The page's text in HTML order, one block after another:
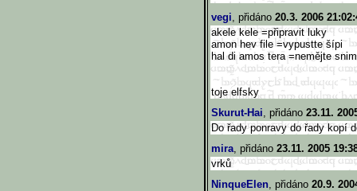
vegi, přidáno 20.3. 2006
akele kele =připravit luky
amon hev file =vypustte šípi
hal di amos tera =nemějte
toje elfsky
Skurut-Hai, přidáno 23.11.
Do řady ponravy do řady kopí
mira, přidáno 23.11. 2005
vrků
NinqueElen, přidáno 20.9.